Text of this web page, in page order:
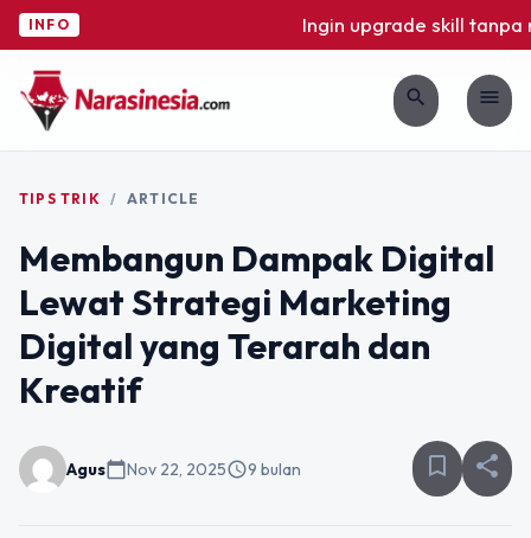
INFO Ingin upgrade skill tanpa
search menu
TIPS TRIK / ARTICLE
Membangun Dampak Digital
Lewat Strategi Marketing
Digital yang Terarah dan
Kreatif
Aguscalendar_todayNov 22, 2025schedule9 bulan bookmark_border share